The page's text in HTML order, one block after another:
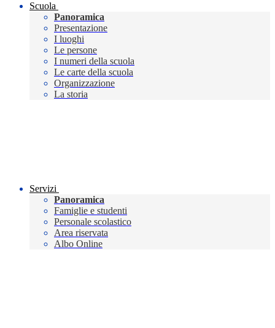
Scuola
Panoramica
Presentazione
I luoghi
Le persone
I numeri della scuola
Le carte della scuola
Organizzazione
La storia
Servizi
Panoramica
Famiglie e studenti
Personale scolastico
Area riservata
Albo Online